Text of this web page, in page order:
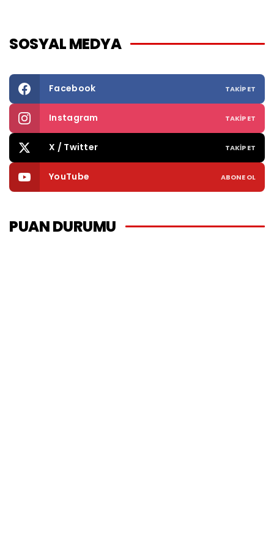
SOSYAL MEDYA
Facebook TAKIP ET
Instagram TAKIP ET
X / Twitter TAKIP ET
YouTube ABONE OL
PUAN DURUMU